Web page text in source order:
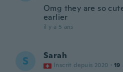
Omg they are so
earlier
il y a 5 ans
S Sarah
Inscrit depuis 2020 · 19